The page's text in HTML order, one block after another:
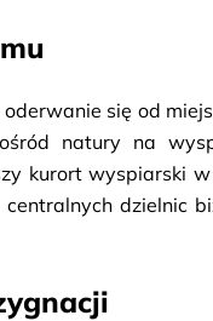
się od
natury na
kurort wyspiarski w
dzielnic
złotych